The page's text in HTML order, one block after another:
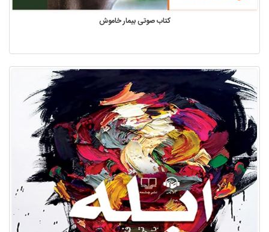
کتاب صوتی بیمار خاموش